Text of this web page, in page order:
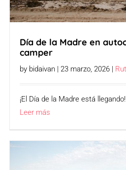
Día de la Madre en
camper
by bidaivan | 23 marzo, 2026 |
¡El Día de la Madre está
Leer más